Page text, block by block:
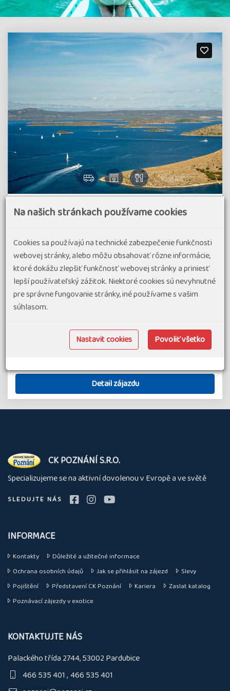
Chorvatsko - Národní parky a přírodní krásy
Chorvatska
Tento zájezd do Chorvatska propojuje koupání na plážích s
poznáváním jedinečných přírodních krás národních parků
Chorvatska. V Chorvatsku budete mít možnost se projít
soutěskou Paklenica nebo zavzpomínat na slavného
Vinnetoua v NP Plitvická…
#Pobyty s výletmi - pobytovo poznávacie zájazdy
30.08.26 od715 €
Detail zájazdu
O
nás
CK POZNÁNÍ S.R.O.
Specializujeme se na aktivní dovolenou v Evropě a ve světě
SLEDUJTE NÁS
INFORMACE
Kontakty
Důležité a užitečné informace
Ochrana osobních údajů
Jak se přihlásit na zájezd
Slevy
Pojištění
Představení CK Poznání Kariera
Zaslat katalog
Poznávací zájezdy v exotice
KONTAKTUJTE NÁS
Palackého třída 2744, 53002 Pardubice
466 535 401 466 535 401
Na našich stránkach používame cookies
Cookies sa používajú na technické zabezpečenie funkčnosti
webovej stránky, alebo môžu obsahovať rôzne informácie,
ktoré dokážu zlepšiť funkčnosť webovej stránky a priniesť
lepší používateľský zážitok. Niektoré cookies sú nevyhnutné
pre správne fungovanie stránky, iné používame s vašim
súhlasom.
Nastavit cookies Povoliť všetko